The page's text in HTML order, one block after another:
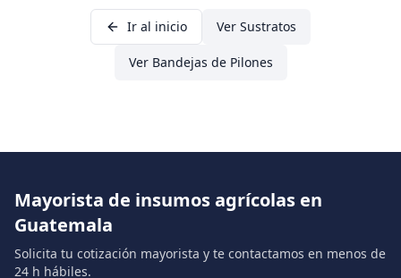
Ir al inicio Ver Sustratos
Ver Bandejas de Pilones
Mayorista de insumos agrícolas en
Guatemala
Solicita tu cotización mayorista y te contactamos en menos de
24 h hábiles.